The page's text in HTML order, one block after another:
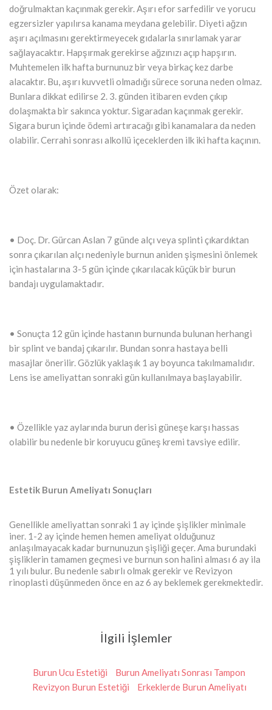
doğrulmaktan kaçınmak gerekir. Aşırı efor sarfedilir ve yorucu
egzersizler yapılırsa kanama meydana gelebilir. Diyeti ağzın
aşırı açılmasını gerektirmeyecek gıdalarla sınırlamak yarar
sağlayacaktır. Hapşırmak gerekirse ağzınızı açıp hapşırın.
Muhtemelen ilk hafta burnunuz bir veya birkaç kez darbe
alacaktır. Bu, aşırı kuvvetli olmadığı sürece soruna neden olmaz.
Bunlara dikkat edilirse 2. 3. günden itibaren evden çıkıp
dolaşmakta bir sakınca yoktur. Sigaradan kaçınmak gerekir.
Sigara burun içinde ödemi artıracağı gibi kanamalara da neden
olabilir. Cerrahi sonrası alkollü içeceklerden ilk iki hafta kaçının.
Özet olarak:
• Doç. Dr. Gürcan Aslan 7 günde alçı veya splinti çıkardıktan
sonra çıkarılan alçı nedeniyle burnun aniden şişmesini önlemek
için hastalarına 3-5 gün içinde çıkarılacak küçük bir burun
bandajı uygulamaktadır.
• Sonuçta 12 gün içinde hastanın burnunda bulunan herhangi
bir splint ve bandaj çıkarılır. Bundan sonra hastaya belli
masajlar önerilir. Gözlük yaklaşık 1 ay boyunca takılmamalıdır.
Lens ise ameliyattan sonraki gün kullanılmaya başlayabilir.
• Özellikle yaz aylarında burun derisi güneşe karşı hassas
olabilir bu nedenle bir koruyucu güneş kremi tavsiye edilir.
Estetik Burun Ameliyatı Sonuçları
Genellikle ameliyattan sonraki 1 ay içinde şişlikler minimale
iner. 1-2 ay içinde hemen hemen ameliyat olduğunuz
anlaşılmayacak kadar burnunuzun şişliği geçer. Ama burundaki
şişliklerin tamamen geçmesi ve burnun son halini alması 6 ay ila
1 yılı bulur. Bu nedenle sabırlı olmak gerekir ve Revizyon
rinoplasti düşünmeden önce en az 6 ay beklemek gerekmektedir.
İlgili İşlemler
Burun Ucu Estetiği
Burun Ameliyatı Sonrası Tampon
Revizyon Burun Estetiği
Erkeklerde Burun Ameliyatı